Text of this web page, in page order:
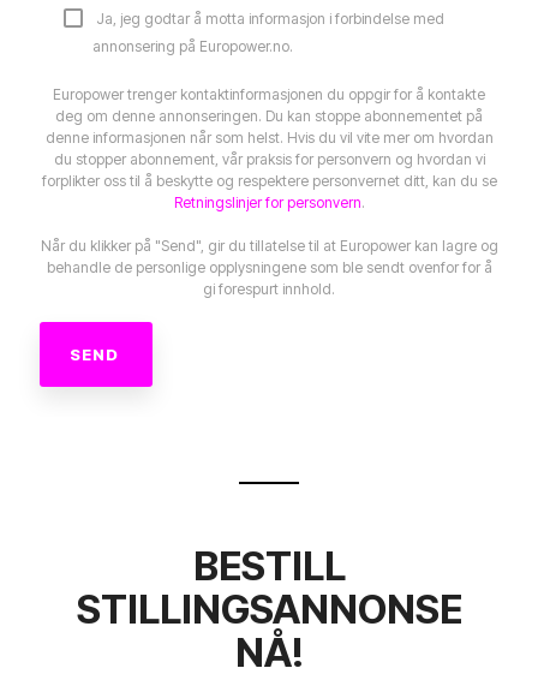
Ja, jeg godtar å motta informasjon i forbindelse med
annonsering på Europower.no.
Europower trenger kontaktinformasjonen du oppgir for å kontakte
deg om denne annonseringen. Du kan stoppe abonnementet på
denne informasjonen når som helst. Hvis du vil vite mer om hvordan
du stopper abonnement, vår praksis for personvern og hvordan vi
forplikter oss til å beskytte og respektere personvernet ditt, kan du se
Retningslinjer for personvern.
Når du klikker på "Send", gir du tillatelse til at Europower kan lagre og
behandle de personlige opplysningene som ble sendt ovenfor for å
gi forespurt innhold.
BESTILL
STILLINGSANNONSE
NÅ!